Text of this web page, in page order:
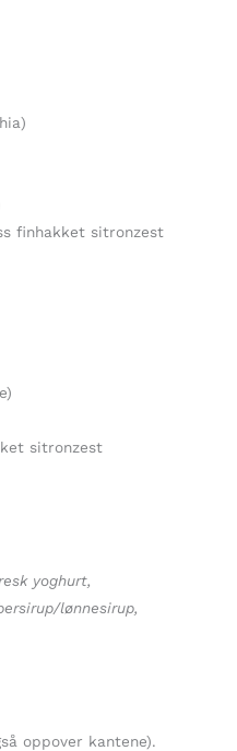
finhakket sitronzest
sitronzest
yoghurt,
lønnesirup,
oppover kantene).